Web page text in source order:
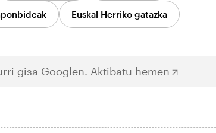
Euskal Herriko gatazka
gisa Googlen. Aktibatu hemen